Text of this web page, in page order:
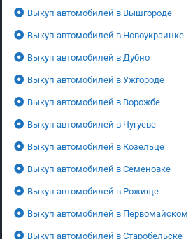
Выкуп автомобилей в Вышгороде
Выкуп автомобилей в Новоукраинке
Выкуп автомобилей в Дубно
Выкуп автомобилей в Ужгороде
Выкуп автомобилей в Ворожбе
Выкуп автомобилей в Чугуеве
Выкуп автомобилей в Козельце
Выкуп автомобилей в Семеновке
Выкуп автомобилей в Рожище
Выкуп автомобилей в Первомайском
Выкуп автомобилей в Старобельске